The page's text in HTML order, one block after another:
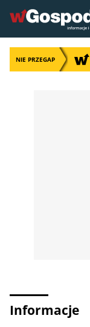
NIE PRZEGAP
Informacje